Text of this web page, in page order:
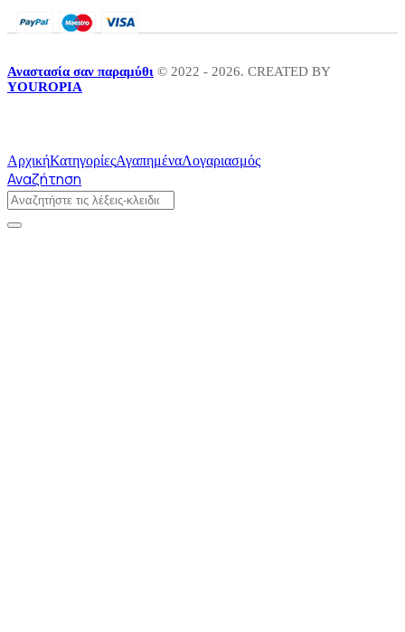
Αναστασία σαν παραμύθι © 2022 - 2026. CREATED BY
YOUROPIA
ΑρχικήΚατηγορίεςΑγαπημέναΛογαριασμός
Αναζήτηση